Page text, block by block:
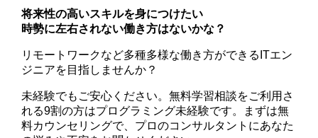
将来性の高いスキルを身につけたい
時勢に左右されない働き方はないかな？
リモートワークなど多種多様な働き方ができるITエン
ジニアを目指しませんか？
未経験でもご安心ください。無料学習相談をご利用さ
れる9割の方はプログラミング未経験です。まずは無
料カウンセリングで、プロのコンサルタントにあなた